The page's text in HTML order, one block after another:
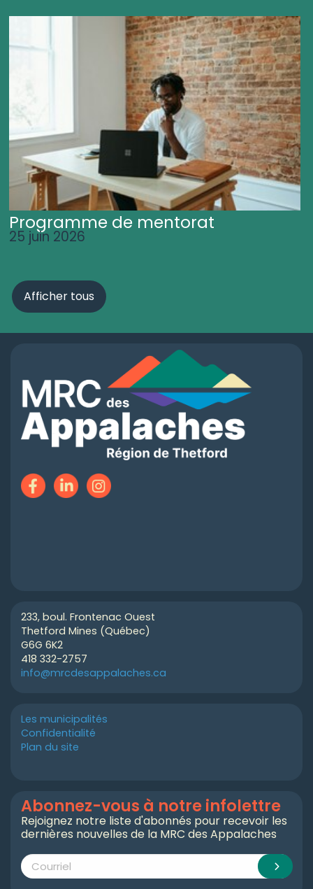
Programme de mentorat
25 juin 2026
Afficher tous
233, boul. Frontenac Ouest
Thetford Mines (Québec)
G6G 6K2
418 332-2757
info@mrcdesappalaches.ca
Les municipalités
Confidentialité
Plan du site
Abonnez-vous à notre infolettre
Rejoignez notre liste d'abonnés pour recevoir les
dernières nouvelles de la MRC des Appalaches